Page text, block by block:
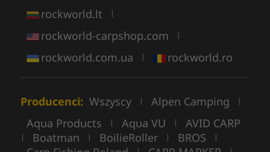
rockworld.lt |
rockworld-carpshop.com |
rockworld.com.ua | rockworld.ro
Producenci: Wszyscy | Alpen Camping |
Aqua Products | Aqua VU | AVID CARP
| Boatman | BoilieRoller | BROS |